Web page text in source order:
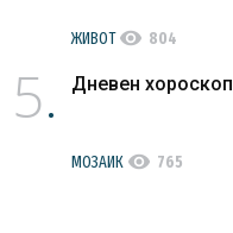
ЖИВОТvisibility 804
5 Дневен
МОЗАИК visibility 765